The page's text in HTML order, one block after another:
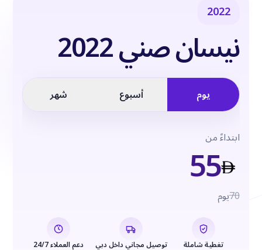
2022
نيسان صني 2022
يوم أسبوع شهر
ابتداءً من55 70يوم
تغطية شاملة توصيل مجاني داخل دبي دعم العملاء 24/7